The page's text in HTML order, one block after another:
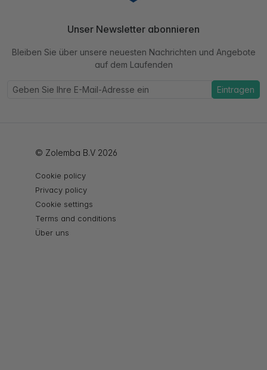
Unser Newsletter abonnieren
Bleiben Sie über unsere neuesten Nachrichten und Angebote
auf dem Laufenden
Eintragen
© Zolemba B.V 2026
Cookie policy
Privacy policy
Cookie settings
Terms and conditions
Über uns